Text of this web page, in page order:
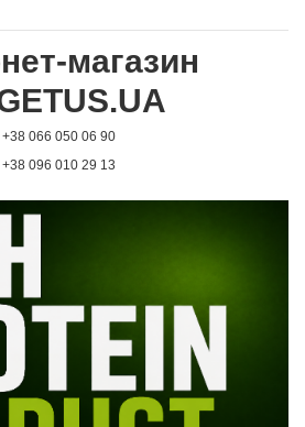
магазин
+38 066 050 06 90
+38 096 010 29 13